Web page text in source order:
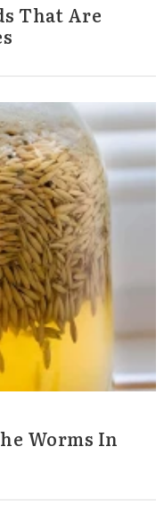
That Are
Worms In